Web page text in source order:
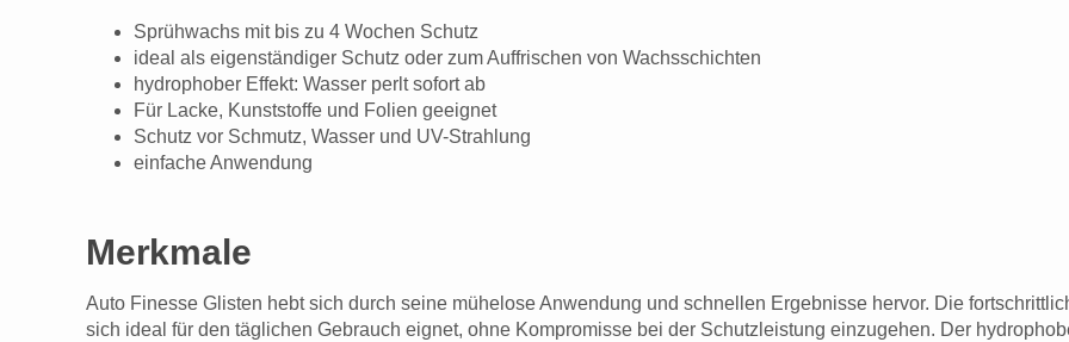
Sprühwachs mit bis zu 4 Wochen Schutz
ideal als eigenständiger Schutz oder zum Auffrischen von Wachsschichten
hydrophober Effekt: Wasser perlt sofort ab
Für Lacke, Kunststoffe und Folien geeignet
Schutz vor Schmutz, Wasser und UV-Strahlung
einfache Anwendung
Merkmale
Auto Finesse Glisten hebt sich durch seine mühelose Anwendung und schnellen Ergebnisse hervor. Die
sich ideal für den täglichen Gebrauch eignet, ohne Kompromisse bei der Schutzleistung einzugehen. Der